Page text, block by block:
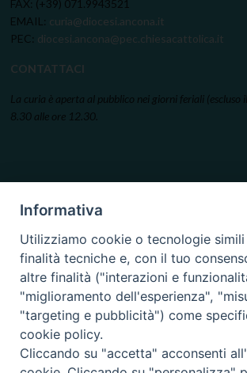
FAX: (+39) 071.9943521
EMAIL: curia@diocesi.ancona.it
PEC: diocesi.ancona@pec.chiesacattolica.it
CONTATTACI
La curia è aperta al pubblico nei giorni feriali (escluso
8.30 alle ore 12.30.
Informativa
Utilizziamo cookie o tecnologie
finalità tecniche e, con il tuo
altre finalità ("interazioni e
"miglioramento dell'esperienza",
"targeting e pubblicità") come
cookie policy.
Cliccando su "accetta" acconsenti